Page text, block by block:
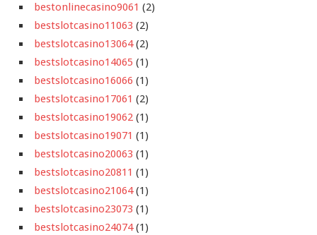
bestonlinecasino9061 (2)
bestslotcasino11063 (2)
bestslotcasino13064(2)
bestslotcasino14065 (1)
bestslotcasino16066 (1)
bestslotcasino17061 (2)
bestslotcasino19062 (1)
bestslotcasino19071 (1)
bestslotcasino20063 (1)
bestslotcasino20811 (1)
bestslotcasino21064(1)
bestslotcasino23073 (1)
bestslotcasino24074(1)